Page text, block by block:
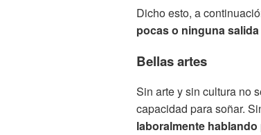
Dicho esto, a
pocas o ninguna
Bellas artes
Sin arte y sin cultura no
capacidad para soñar.
laboralmente